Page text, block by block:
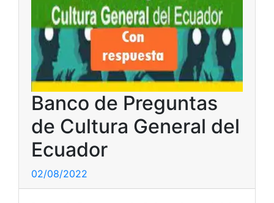
Banco de Preguntas
de Cultura General del
Ecuador
02/08/2022